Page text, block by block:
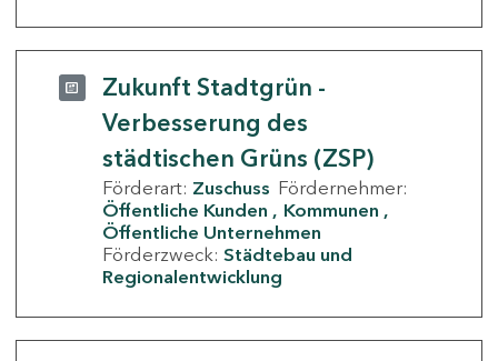
Zukunft Stadtgrün -
Verbesserung des
städtischen Grüns (ZSP)
Förderart: Zuschuss Fördernehmer:
Öffentliche Kunden
Kommunen
Öffentliche Unternehmen
Förderzweck: Städtebau und
Regionalentwicklung